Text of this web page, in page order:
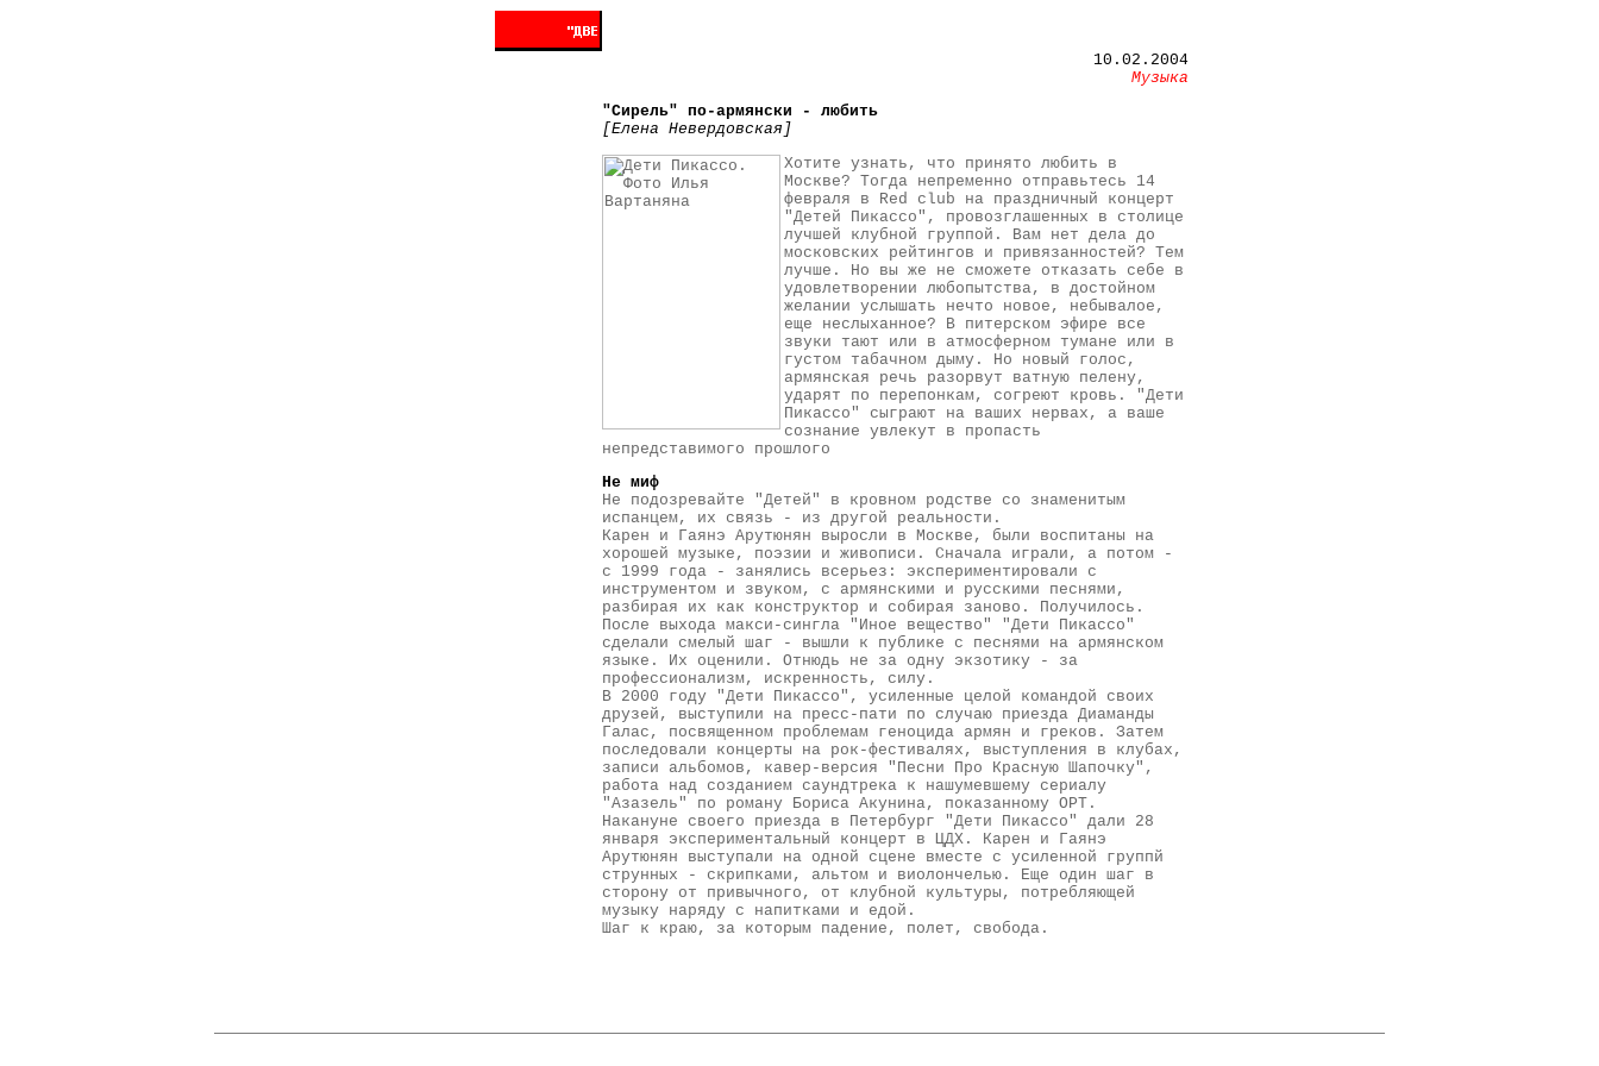
10.02.2004
Музыка
"Сирель" по-армянски - любить
[Елена Невердовская]
Хотите узнать, что принято любить в
Москве? Тогда непременно отправьтесь 14
февраля в Red club на праздничный концерт
"Детей Пикассо", провозглашенных в столице
лучшей клубной группой. Вам нет дела до
московских рейтингов и привязанностей? Тем
лучше. Но вы же не сможете отказать себе в
удовлетворении любопытства, в достойном
желании услышать нечто новое, небывалое,
еще неслыханное? В питерском эфире все
звуки тают или в атмосферном тумане или в
густом табачном дыму. Но новый голос,
армянская речь разорвут ватную пелену,
ударят по перепонкам, согреют кровь. "Дети
Пикассо" сыграют на ваших нервах, а ваше
сознание увлекут в пропасть
непредставимого прошлого
Не миф
Не подозревайте "Детей" в кровном родстве со знаменитым
испанцем, их связь - из другой реальности.
Карен и Гаянэ Арутюнян выросли в Москве, были воспитаны на
хорошей музыке, поэзии и живописи. Сначала играли, а потом -
с 1999 года - занялись всерьез: экспериментировали с
инструментом и звуком, с армянскими и русскими песнями,
разбирая их как конструктор и собирая заново. Получилось.
После выхода макси-сингла "Иное вещество" "Дети Пикассо"
сделали смелый шаг - вышли к публике с песнями на армянском
языке. Их оценили. Отнюдь не за одну экзотику - за
профессионализм, искренность, силу.
В 2000 году "Дети Пикассо", усиленные целой командой своих
друзей, выступили на пресс-пати по случаю приезда Диаманды
Галас, посвященном проблемам геноцида армян и греков. Затем
последовали концерты на рок-фестивалях, выступления в клубах,
записи альбомов, кавер-версия "Песни Про Красную Шапочку",
работа над созданием саундтрека к нашумевшему сериалу
"Азазель" по роману Бориса Акунина, показанному ОРТ.
Накануне своего приезда в Петербург "Дети Пикассо" дали 28
января экспериментальный концерт в ЦДХ. Карен и Гаянэ
Арутюнян выступали на одной сцене вместе с усиленной группй
струнных - скрипками, альтом и виолончелью. Еще один шаг в
сторону от привычного, от клубной культуры, потребляющей
музыку наряду с напитками и едой.
Шаг к краю, за которым падение, полет, свобода.